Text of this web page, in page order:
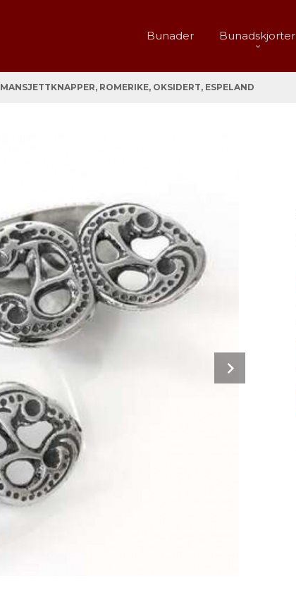
Bunader Bunadskjorter
MANSJETTKNAPPER, ROMERIKE, OKSIDERT, ESPELAND